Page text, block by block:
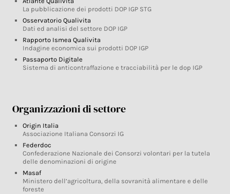
La pubblicazione dei prodotti DOP IGP STG
Osservatorio Qualivita
Dati ed analisi del settore DOP IGP
Rapporto Ismea Qualivita
Indagine economica sui prodotti DOP IGP
Passaporto Digitale
Sistema di anticontraffazione e tracciabilità per le dop IGP
Organizzazioni di settore
Origin Italia
Associazione Italiana Consorzi IG
Federdoc
Confederazione Nazionale dei Consorzi volontari per la tutela
delle denominazioni di origine
Masaf
Ministero dell’agricoltura, della sovranità alimentare e delle
foreste